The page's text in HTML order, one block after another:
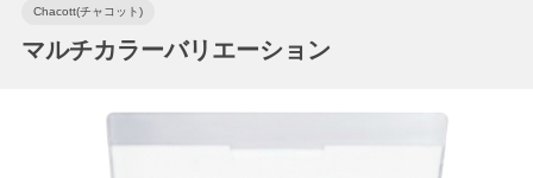
Chacott(チャコット)
マルチカラーバリエーション